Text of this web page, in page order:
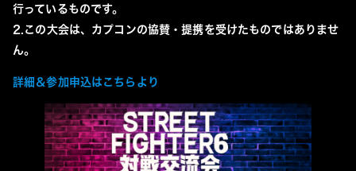
行っているものです。
2.この大会は、カプコンの協賛・提携を受けたものではありませ
ん。
詳細＆参加申込はこちらより